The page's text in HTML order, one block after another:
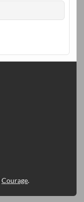
Courage.